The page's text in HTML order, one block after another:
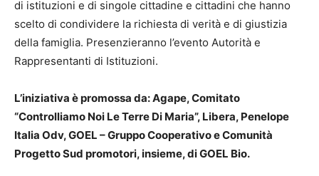
di istituzioni e di singole cittadine e cittadini che hanno
scelto di condividere la richiesta di verità e di giustizia
della famiglia. Presenzieranno l’evento Autorità e
Rappresentanti di Istituzioni.
L’iniziativa è promossa da: Agape, Comitato
“Controlliamo Noi Le Terre Di Maria”, Libera, Penelope
Italia Odv, GOEL – Gruppo Cooperativo e Comunità
Progetto Sud promotori, insieme, di GOEL Bio.